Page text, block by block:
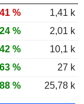
%
1,41 k
%
2,01 k
%
10,1 k
%
27 k
% 25,78 k